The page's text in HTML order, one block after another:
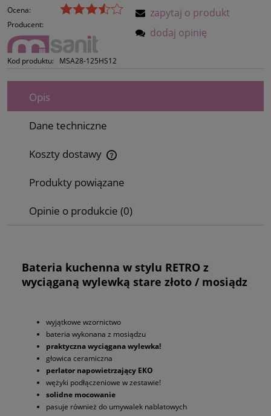
Ocena:
Producent:
Kod produktu: MSA28-125HS12
zapytaj o produkt
dodaj opinię
Opis
Dane techniczne
Koszty dostawy
Cena nie zawiera ewentualnych kosztów płatności
Produkty powiązane
Opinie o produkcie (0)
Bateria kuchenna w stylu RETRO z
wyciąganą wylewką stare złoto / mosiądz
wyjątkowe wzornictwo
bateria wykonana z mosiądzu
praktyczna wyciągana wylewka!
głowica ceramiczna
perlator napowietrzający EKO
wężyki podłączeniowe w zestawie!
solidne mocowanie
pasuje również do umywalek nablatowych